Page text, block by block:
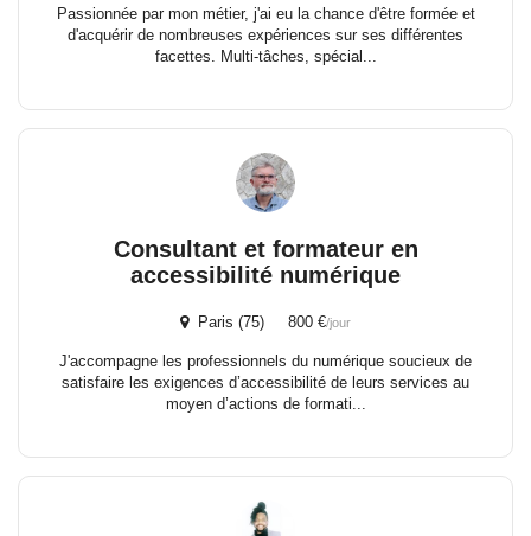
Passionnée par mon métier, j'ai eu la chance d'être formée et
d'acquérir de nombreuses expériences sur ses différentes
facettes. Multi-tâches, spécial...
Consultant et formateur en
accessibilité numérique
Paris (75) 800 €/jour
J'accompagne les professionnels du numérique soucieux de
satisfaire les exigences d’accessibilité de leurs services au
moyen d’actions de formati...